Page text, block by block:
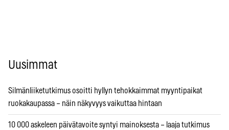
Uusimmat
Silmänliiketutkimus osoitti hyllyn tehokkaimmat myyntipaikat
ruokakaupassa – näin näkyvyys vaikuttaa hintaan
10 000 askeleen päivätavoite syntyi mainoksesta – laaja tutkimus